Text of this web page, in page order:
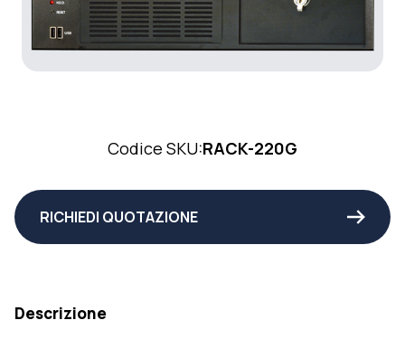
Codice SKU:RACK-220G
RICHIEDI QUOTAZIONE
Descrizione